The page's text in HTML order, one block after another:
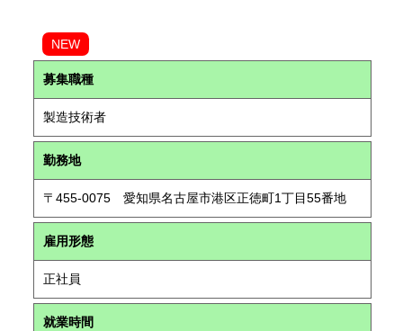
NEW
募集職種
製造技術者
勤務地
〒455-0075 愛知県名古屋市港区正徳町1丁目55番地
雇用形態
正社員
就業時間